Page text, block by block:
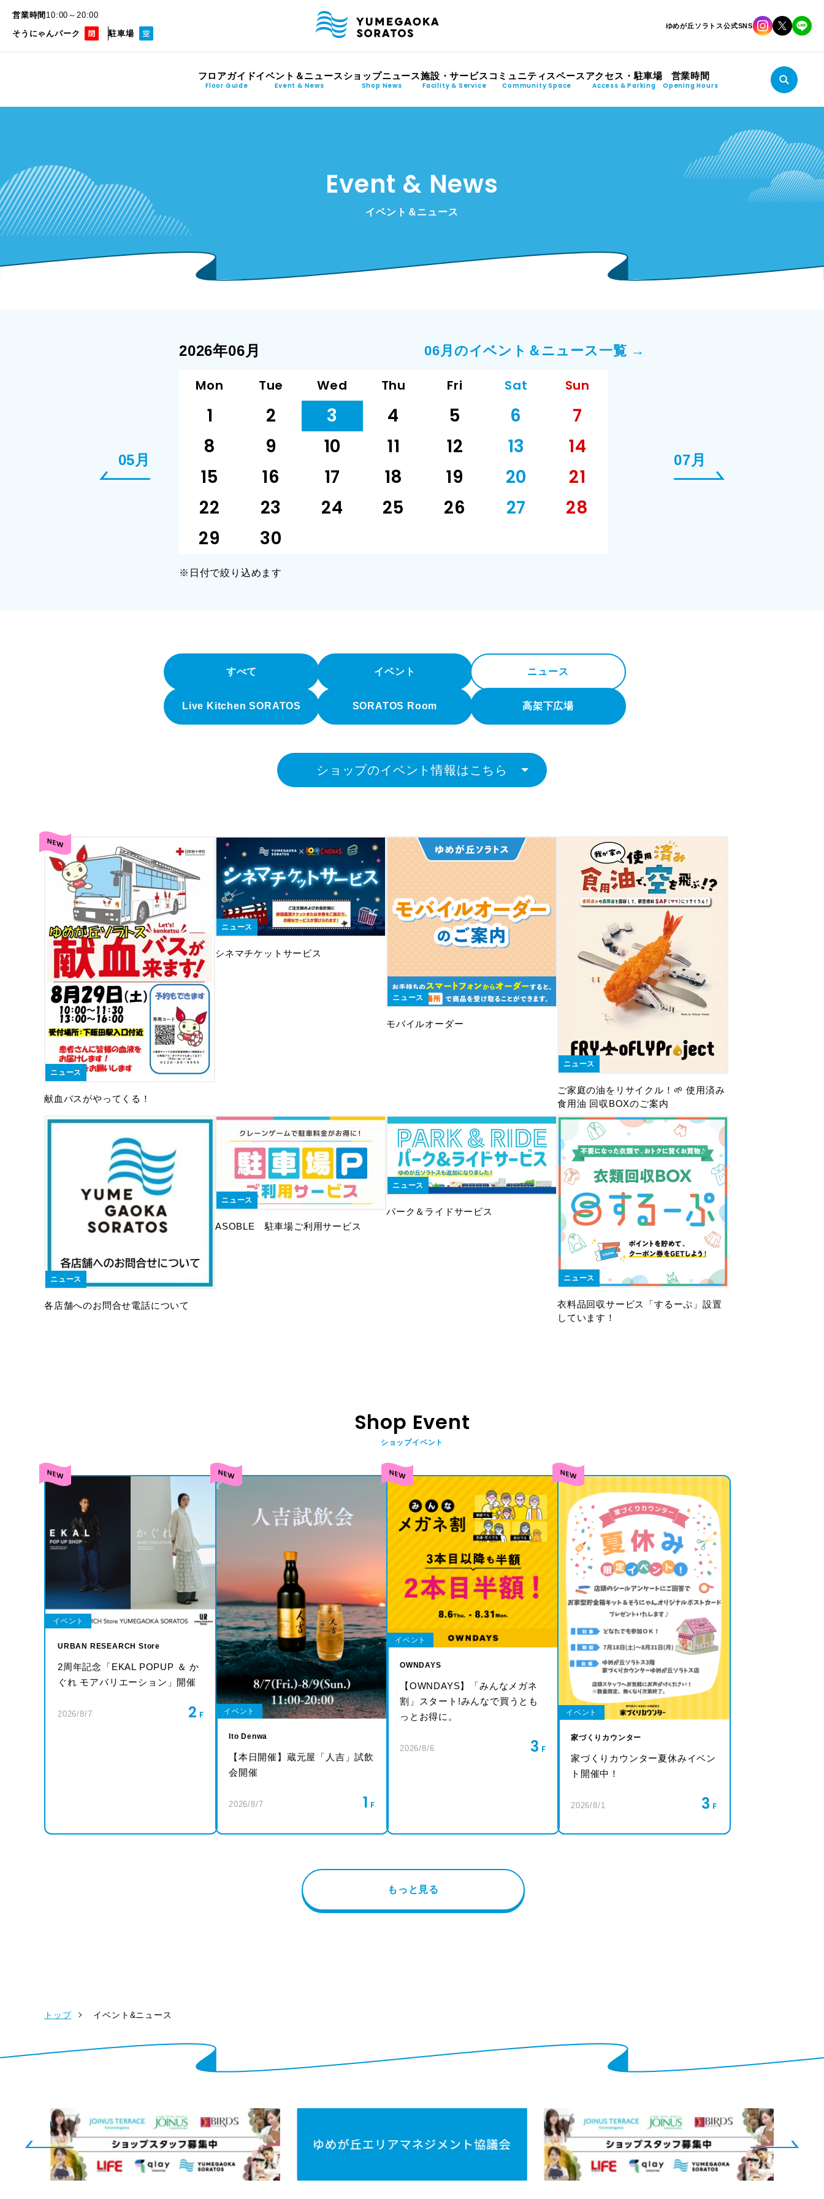
営業時間 10:00～20:00
そうにゃんパーク
駐車場
ゆめが丘ソラトス公式SNS
フロアガイド
Floor Guide
イベント＆ニュース
Event & News
ショップニュース
Shop News
施設・サービス
Facility & Service
コミュニティスペース
Community Space
アクセス・駐車場
Access & Parking
営業時間
Opening Hours
Event & News
イベント＆ニュース
05月
2026年06月 06月のイベント＆ニュース一覧 →
Mon Tue Wed Thu Fri Sat Sun
1 2 3 4 5 6
7
8
9 10 11 12 13
14
15
16 17 18 19 20
21
22
23 24 25 26 27
28
29
30
※日付で絞り込めます
07月
すべて イベント ニュース
Live Kitchen SORATOS SORATOS Room 高架下広場
ショップのイベント情報はこちら
ニュース
献血バスがやってくる！
ニュース
シネマチケットサービス
ニュース
モバイルオーダー
ニュース
ご家庭の油をリサイクル！🌱 使用済み
食用油 回収BOXのご案内
ニュース
各店舗へのお問合せ電話について
ニュース
ASOBLE 駐車場ご利用サービス
ニュース
パーク＆ライドサービス
ニュース
衣料品回収サービス「するーぷ」設置
しています！
Shop Event
ショップイベント
イベント
URBAN RESEARCH Store
2周年記念「EKAL POPUP ＆ か
ぐれ モアバリエーション」開催
2026/8/7 2 イベント
Ito Denwa
【本日開催】蔵元屋「人吉」試飲
会開催
2026/8/7 1
イベント
OWNDAYS
【OWNDAYS】「みんなメガネ
割」スタート!みんなで買うとも
っとお得に。
2026/8/6 3
イベント
家づくりカウンター
家づくりカウンター夏休みイベン
ト開催中！
2026/8/1 3
もっと見る
トップ イベント&ニュース